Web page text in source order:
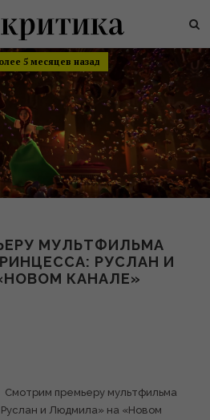
5 месяцев назад
МУЛЬТФИЛЬМА
РУСЛАН И
КАНАЛЕ»
Смотрим премьеру мультфильма
и Людмила» на «Новом